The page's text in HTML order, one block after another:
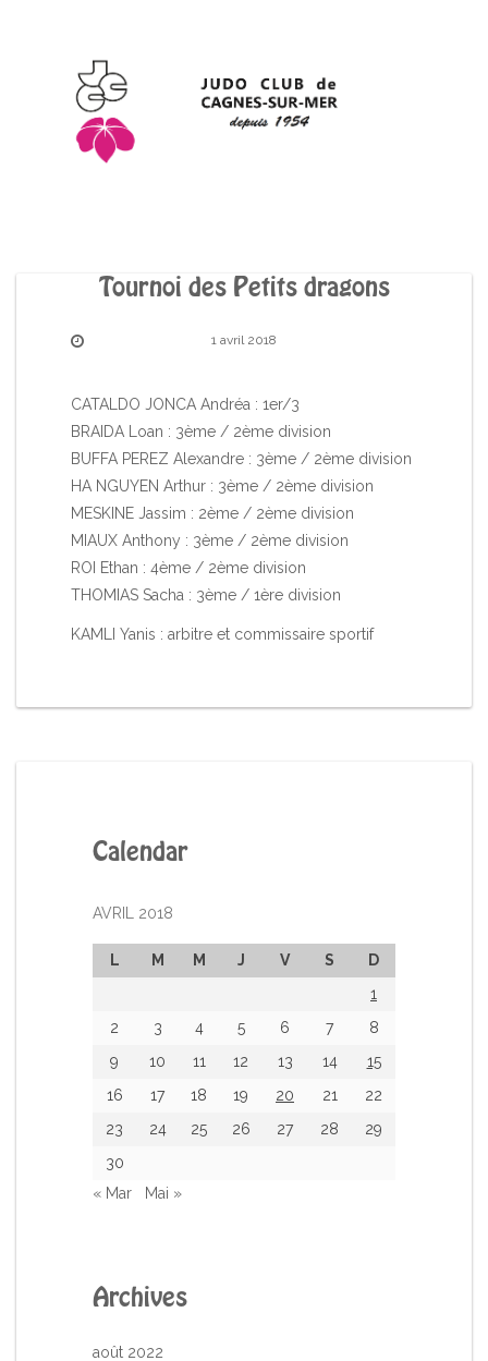
Tournoi des Petits dragons
1 avril 2018
CATALDO JONCA Andréa : 1er/3
BRAIDA Loan : 3ème / 2ème division
BUFFA PEREZ Alexandre : 3ème / 2ème division
HA NGUYEN Arthur : 3ème / 2ème division
MESKINE Jassim : 2ème / 2ème division
MIAUX Anthony : 3ème / 2ème division
ROI Ethan : 4ème / 2ème division
THOMIAS Sacha : 3ème / 1ère division
KAMLI Yanis : arbitre et commissaire sportif
Calendar
AVRIL 2018
L M M J V S
D
1
2
3 4 5 6 7
8
9
10 11 12 13 14
15
16
17 18 19 20 21
22
23
24 25 26 27 28
29
30
« Mar
Mai »
Archives
août 2022